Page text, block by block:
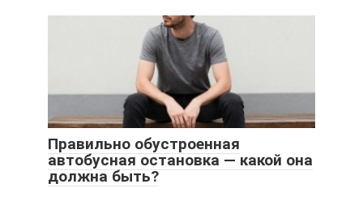
Правильно обустроенная
автобусная остановка — какой она
должна быть?